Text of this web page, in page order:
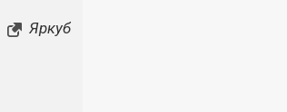
Яркуб